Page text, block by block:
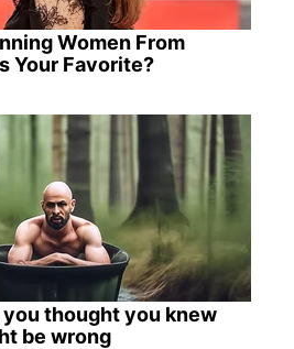
Women From
Your Favorite?
thought you knew
be wrong